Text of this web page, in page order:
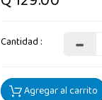
Cantidad :
Agregar al carrito